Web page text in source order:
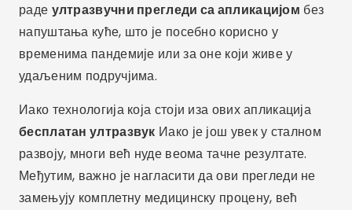
раде ултразвучни прегледи са апликацијом без
напуштања куће, што је посебно корисно у
временима пандемије или за оне који живе у
удаљеним подручјима.
Иако технологија која стоји иза ових апликација
бесплатан ултразвук Иако је још увек у сталном
развоју, многи већ нуде веома тачне резултате.
Међутим, важно је нагласити да ови прегледи не
замењују комплетну медицинску процену, већ